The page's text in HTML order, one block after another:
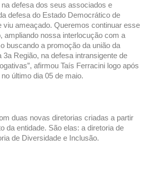
defesa dos seus associados e
defesa do Estado Democrático de
viu ameaçado. Queremos continuar esse
ampliando nossa interlocução com a
buscando a promoção da união da
3a Região, na defesa intransigente de
afirmou Taís Ferracini logo após
último dia 05 de maio.
duas novas diretorias criadas a partir
da entidade. São elas: a diretoria de
de Diversidade e Inclusão.